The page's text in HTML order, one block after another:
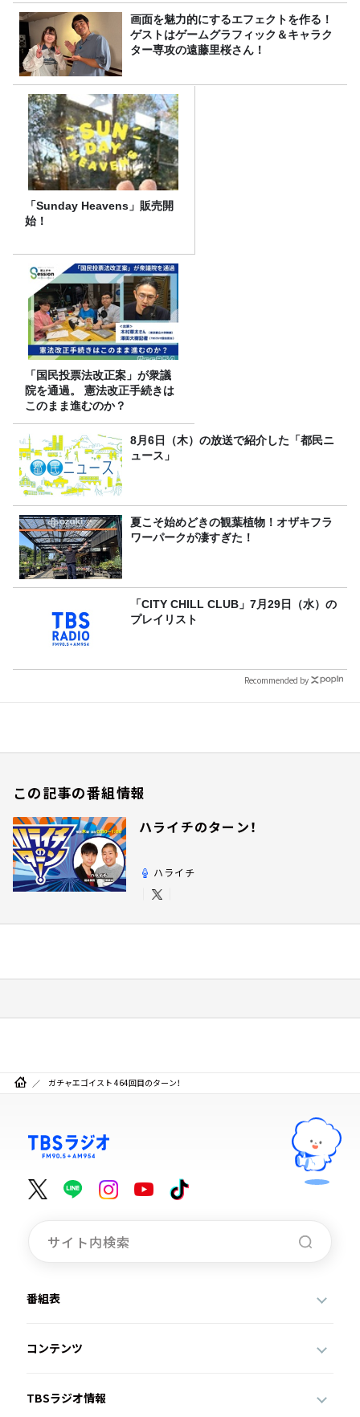
画面を魅力的にするエフェクトを作る！
ゲストはゲームグラフィック＆キャラク
ター専攻の遠藤里桜さん！
「Sunday Heavens」販売開
始！
「国民投票法改正案」が衆議
院を通過。 憲法改正手続きは
このまま進むのか？
8月6日（木）の放送で紹介した「都民ニ
ュース」
夏こそ始めどきの観葉植物！オザキフラ
ワーパークが凄すぎた！
「CITY CHILL CLUB」7月29日（水）の
プレイリスト
Recommended by
この記事の番組情報
ハライチのターン！
ハライチ
ガチャエゴイスト 464回目のターン！
番組表
コンテンツ
TBSラジオ情報